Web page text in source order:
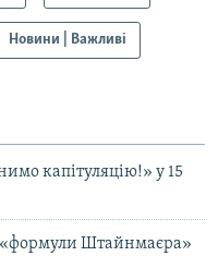
Новини | Важливі
капітуляцію!» у 15
«формули Штайнмаєра»